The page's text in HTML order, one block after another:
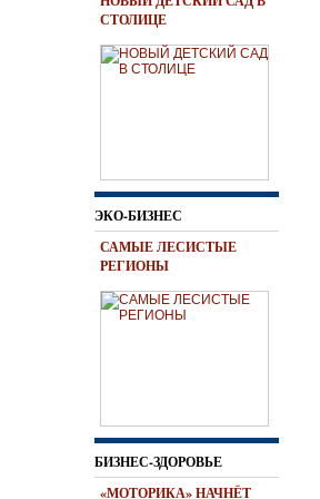
СТОЛИЦЕ
ЭКО-БИЗНЕС
САМЫЕ ЛЕСИСТЫЕ
РЕГИОНЫ
БИЗНЕС-ЗДОРОВЬЕ
«МОТОРИКА» НАЧНЁТ